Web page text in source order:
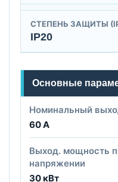
СТЕПЕНЬ ЗАЩИТЫ
IP20
Основные
Номинальный
60 А
Выход. мощность
напряжении
30 кВт